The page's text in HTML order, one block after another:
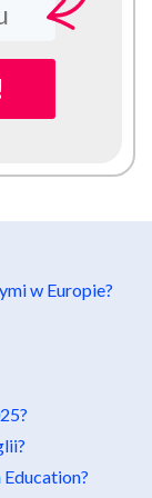
w Europie?